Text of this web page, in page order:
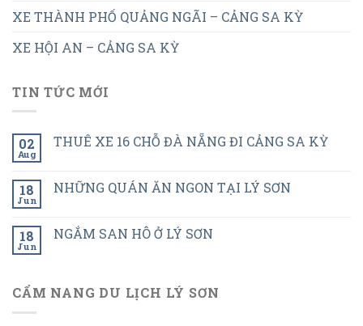
XE THÀNH PHỐ QUẢNG NGÃI – CẢNG SA KỲ
XE HỘI AN – CẢNG SA KỲ
TIN TỨC MỚI
02
Aug
THUÊ XE 16 CHỖ ĐÀ NẴNG ĐI CẢNG SA KỲ
18
Jun
NHỮNG QUÁN ĂN NGON TẠI LÝ SƠN
18
Jun
NGẮM SAN HÔ Ở LÝ SƠN
CẨM NANG DU LỊCH LÝ SƠN